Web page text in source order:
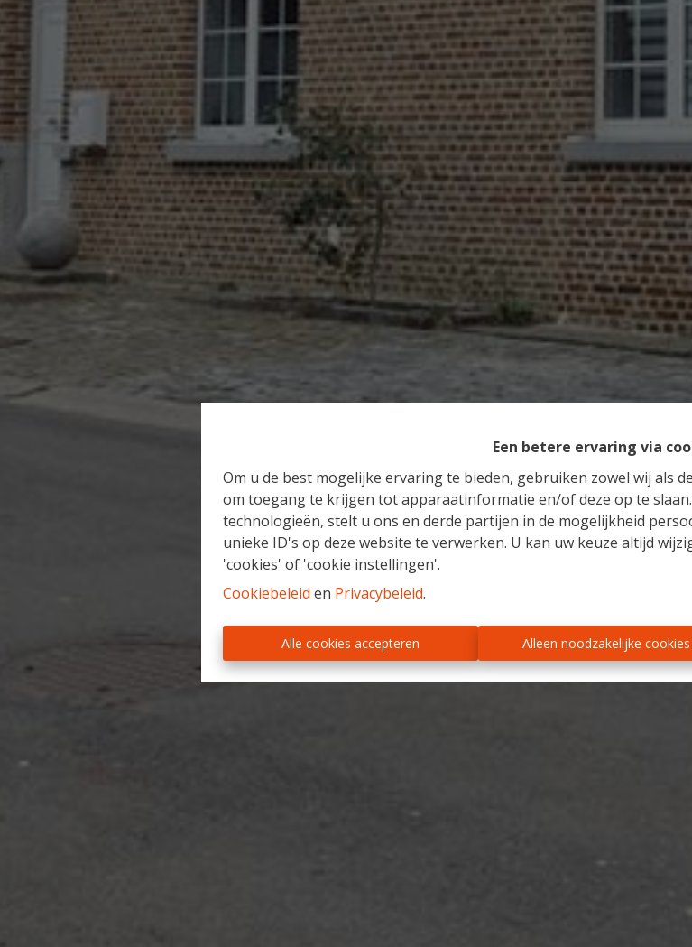
Een betere ervaring via
Om u de best mogelijke ervaring te bieden, gebruiken zowel wij als
om toegang te krijgen tot apparaatinformatie en/of deze op te
technologieën, stelt u ons en derde partijen in de mogelijkheid
unieke ID's op deze website te verwerken. U kan uw keuze altijd
'cookies' of 'cookie instellingen'.
Cookiebeleid en Privacybeleid.
Alle cookies accepteren Alleen noodzakelijke cookies